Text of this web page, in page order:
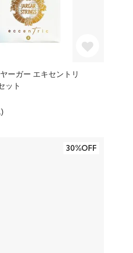
ーガー エキセントリ
ット
30%OFF